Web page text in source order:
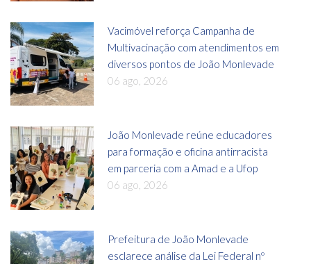
Vacimóvel reforça Campanha de
Multivacinação com atendimentos em
diversos pontos de João Monlevade
06 ago, 2026
João Monlevade reúne educadores
para formação e oficina antirracista
em parceria com a Amad e a Ufop
06 ago, 2026
Prefeitura de João Monlevade
esclarece análise da Lei Federal nº